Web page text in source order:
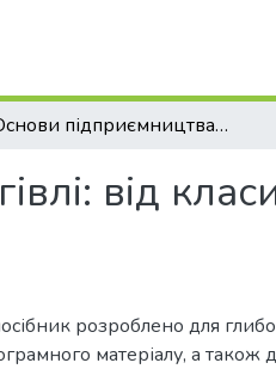
Основи підприємництва і торгівлі: від класики до диджиталізації: навчальний посібник
від
розроблено для
матеріалу, а також